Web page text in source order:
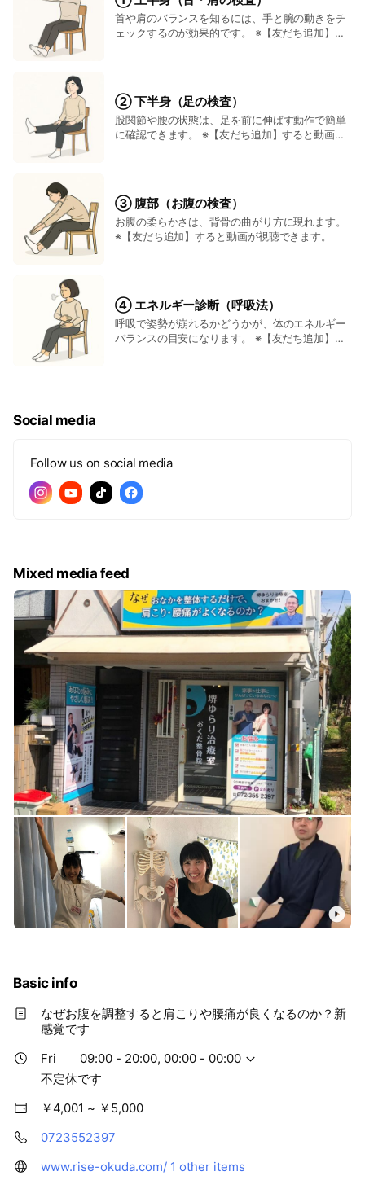
あなたの体と心をゆるめるきっかけにしてくださいね。
首や肩のバランスを知るには、手と腕の動きをチ
ェックするのが効果的です。 ※【友だち追加】す
② 下半身（足の検査）
股関節や腰の状態は、足を前に伸ばす動作で簡単
に確認できます。 ※【友だち追加】すると動画が
③ 腹部（お腹の検査）
お腹の柔らかさは、背骨の曲がり方に現れます。
※【友だち追加】すると動画が視聴できます。
④ エネルギー診断（呼吸法）
呼吸で姿勢が崩れるかどうかが、体のエネルギー
バランスの目安になります。 ※【友だち追加】す
Social media
Follow us on social media
Mixed media feed
Basic info
なぜお腹を調整すると肩こりや腰痛が良くなるのか？新
感覚です
Fri
09:00 - 20:00, 00:00 - 00:00
不定休です
￥4,001 ~ ￥5,000
0723552397
www.rise-okuda.com/ 1 other items